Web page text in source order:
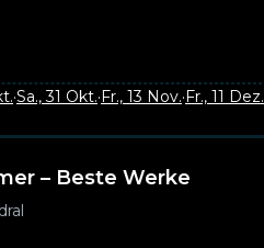
·Sa., 31 Okt.·Fr., 13 Nov.·Fr., 11 Dez.
– Beste Werke